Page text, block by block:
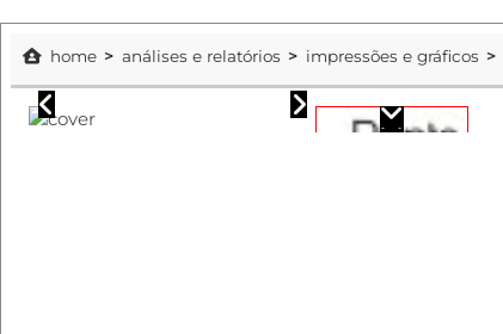
home análises e relatórios impressões e gráficos